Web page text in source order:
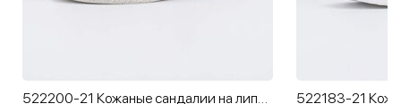
522200-21 Кожаные сандалии на липучках Бантик бежевый